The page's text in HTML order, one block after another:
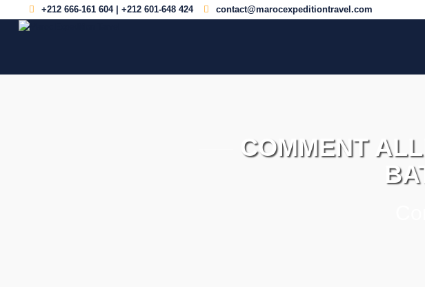
+212 666-161 604 | +212 601-648 424 contact@marocexpeditiontravel.com
COMMENT